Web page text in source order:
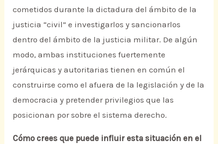
cometidos durante la dictadura del ámbito de la
justicia “civil” e investigarlos y sancionarlos
dentro del ámbito de la justicia militar. De algún
modo, ambas instituciones fuertemente
jerárquicas y autoritarias tienen en común el
construirse como el afuera de la legislación y de la
democracia y pretender privilegios que las
posicionan por sobre el sistema derecho.
Cómo crees que puede influir esta situación en el